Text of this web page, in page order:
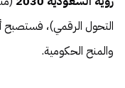
التحول الرقمي)، فستصبح
والمنح الحكومية.